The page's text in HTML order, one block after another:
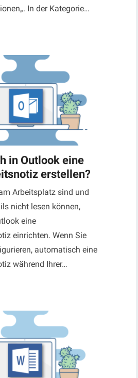
In der Kategorie…
in Outlook eine
erstellen?
Arbeitsplatz sind und
nicht lesen können,
eine
einrichten. Wenn Sie
automatisch eine
während Ihrer…